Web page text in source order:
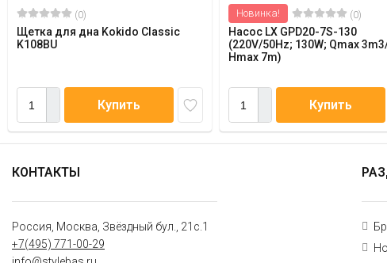
(0)
Щетка для дна Kokido Classic
K108BU
Купить
Новинка! (0)
Насос LX GPD20-7S-130
(220V/50Hz; 130W; Qmax
Hmax 7m)
Купить
КОНТАКТЫ
Россия, Москва, Звёздный бул., 21с.1
+7(495) 771-00-29